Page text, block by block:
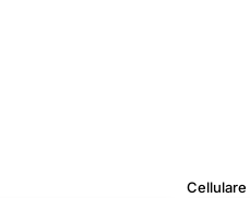
Cellulare